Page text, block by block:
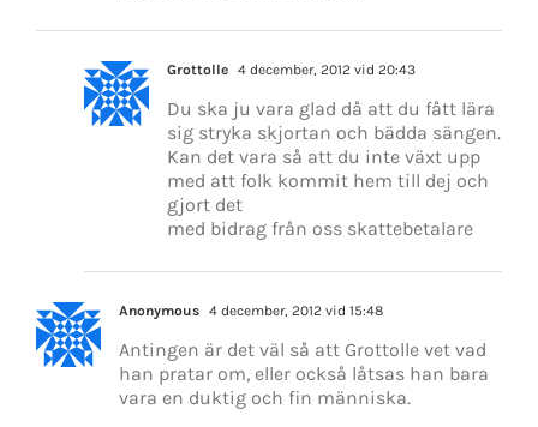
Grottolle 4 december, 2012 vid 20:43
Du ska ju vara glad då att du fått lära
sig stryka skjortan och bädda sängen.
Kan det vara så att du inte växt upp
med att folk kommit hem till dej och
gjort det
med bidrag från oss skattebetalare
Anonymous 4 december, 2012 vid 15:48
Antingen är det väl så att Grottolle vet vad
han pratar om, eller också låtsas han bara
vara en duktig och fin människa.